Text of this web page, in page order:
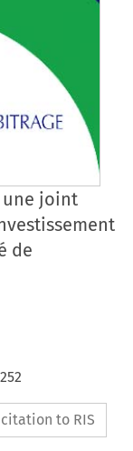
une joint
de
252
to RIS